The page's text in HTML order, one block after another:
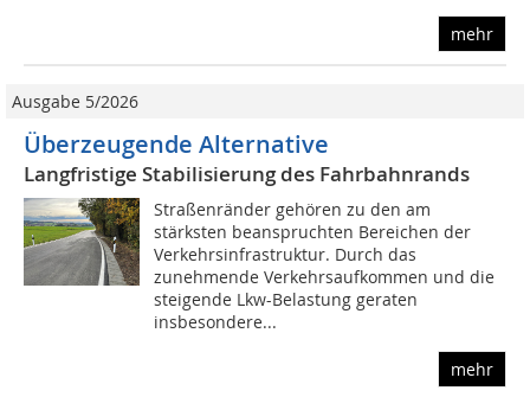
mehr
Ausgabe 5/2026
Überzeugende Alternative
Langfristige Stabilisierung des Fahrbahnrands
Straßenränder gehören zu den am
stärksten beanspruchten Bereichen der
Verkehrsinfrastruktur. Durch das
zunehmende Verkehrsaufkommen und die
steigende Lkw-Belastung geraten
insbesondere...
mehr